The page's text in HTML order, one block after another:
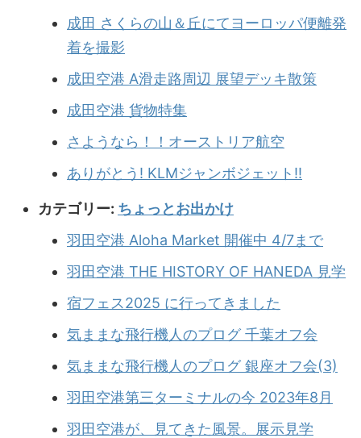
成田 さくらの山＆丘にてヨーロッパ便離発
着を撮影
成田空港 A滑走路周辺 展望デッキ散策
成田空港 貨物特集
さようなら！！オーストリア航空
ありがとう! KLMジャンボジェット!!
カテゴリー: ちょっとお出かけ
羽田空港 Aloha Market 開催中 4/7まで
羽田空港 THE HISTORY OF HANEDA 見学
宿フェス2025 に行ってきました
気ままな飛行機人のプログ 千葉オフ会
気ままな飛行機人のプログ 銀座オフ会(3)
羽田空港第三ターミナルの今 2023年8月
羽田空港が、見てきた風景。展示見学